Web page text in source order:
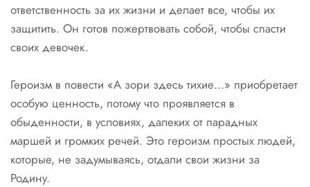
ответственность за их жизни и делает все, чтобы их
защитить. Он готов пожертвовать собой, чтобы спасти
своих девочек.
Героизм в повести «А зори здесь тихие…» приобретает
особую ценность, потому что проявляется в
обыденности, в условиях, далеких от парадных
маршей и громких речей. Это героизм простых людей,
которые, не задумываясь, отдали свои жизни за
Родину.